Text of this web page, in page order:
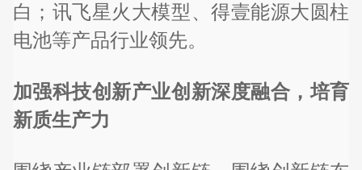
白；讯飞星火大模型、得壹能源大圆柱
电池等产品行业领先。
加强科技创新产业创新深度融合，培育
新质生产力